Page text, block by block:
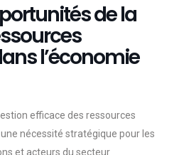
de la
l’économie
efficace des ressources
nécessité stratégique pour les
et acteurs du secteur